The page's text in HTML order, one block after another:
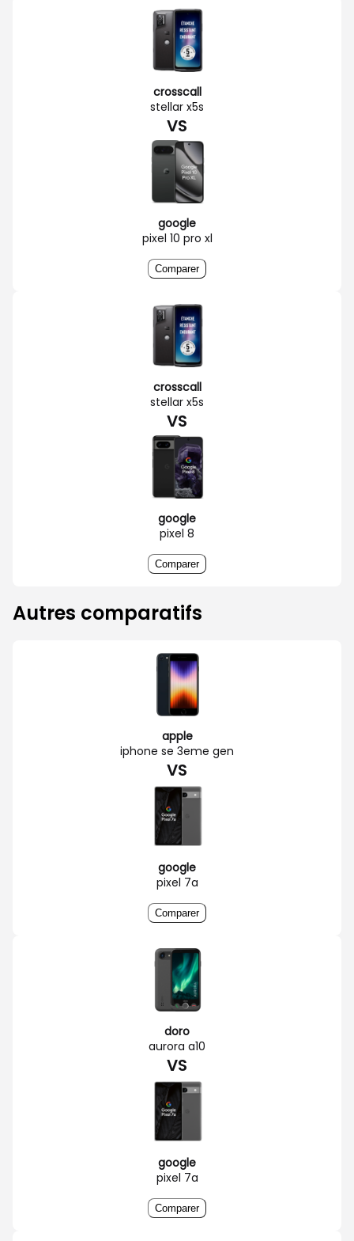
crosscall
stellar x5s
VS
google
pixel 10 pro xl
Comparer
crosscall
stellar x5s
VS
google
pixel 8
Comparer
Autres comparatifs
apple
iphone se 3eme gen
VS
google
pixel 7a
Comparer
doro
aurora a10
VS
google
pixel 7a
Comparer